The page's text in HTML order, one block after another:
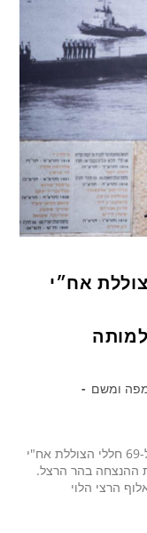
אח״י
ומשם
דובר צה"ל: היום (א'), התקיים טקס האזכרה ל-69 חללי הצוללת אח"י
ההנצחה בהר הרצל.
הרצי הלוי